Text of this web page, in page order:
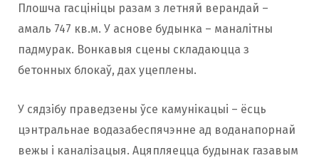
Плошча гасцініцы разам з летняй верандай –
амаль 747 кв.м. У аснове будынка – маналітны
падмурак. Вонкавыя сцены складаюцца з
бетонных блокаў, дах уцеплены.
У сядзібу праведзены ўсе камунікацыі – ёсць
цэнтральнае водазабеспячэнне ад воданапорнай
вежы і каналізацыя. Ацяпляецца будынак газавым